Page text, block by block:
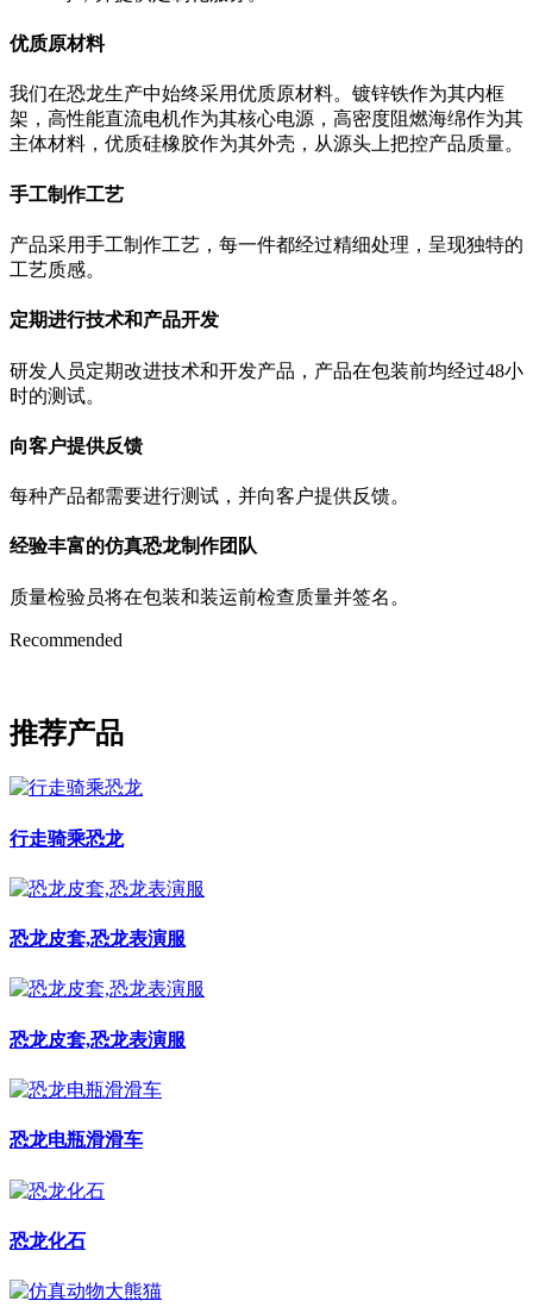
优质原材料
我们在恐龙生产中始终采用优质原材料。镀锌铁作为其内框
架，高性能直流电机作为其核心电源，高密度阻燃海绵作为其
主体材料，优质硅橡胶作为其外壳，从源头上把控产品质量。
手工制作工艺
产品采用手工制作工艺，每一件都经过精细处理，呈现独特的
工艺质感。
定期进行技术和产品开发
研发人员定期改进技术和开发产品，产品在包装前均经过48小
时的测试。
向客户提供反馈
每种产品都需要进行测试，并向客户提供反馈。
经验丰富的仿真恐龙制作团队
质量检验员将在包装和装运前检查质量并签名。
Recommended
推荐产品
行走骑乘恐龙
恐龙皮套,恐龙表演服
恐龙皮套,恐龙表演服
恐龙电瓶滑滑车
恐龙化石